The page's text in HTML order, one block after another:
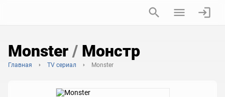
Monster / Монстр
Главная TV сериал Monster